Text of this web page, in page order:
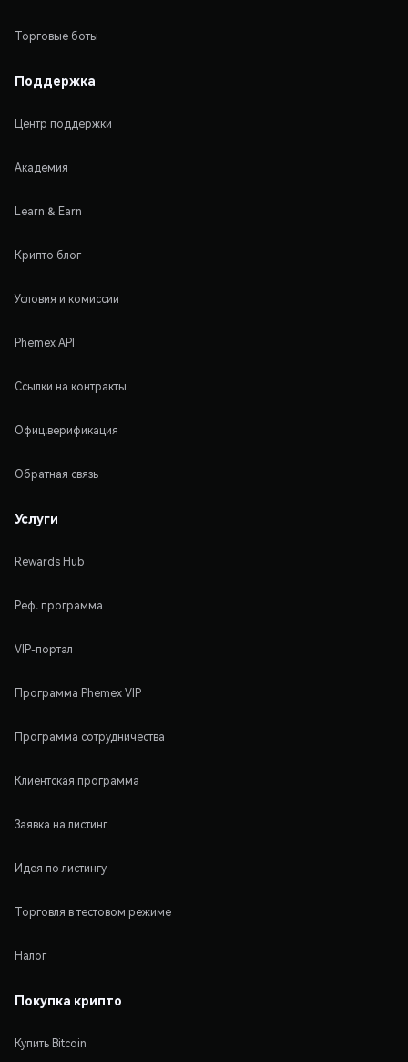
Торговые боты
Поддержка
Центр поддержки
Академия
Learn & Earn
Крипто блог
Условия и комиссии
Phemex API
Ссылки на контракты
Офиц.верификация
Обратная связь
Услуги
Rewards Hub
Реф. программа
VIP-портал
Программа Phemex VIP
Программа сотрудничества
Клиентская программа
Заявка на листинг
Идея по листингу
Торговля в тестовом режиме
Налог
Покупка крипто
Купить Bitcoin